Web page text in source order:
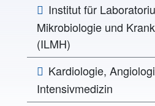
Institut für
Mikrobiologie und
(ILMH)
Kardiologie,
Intensivmedizin